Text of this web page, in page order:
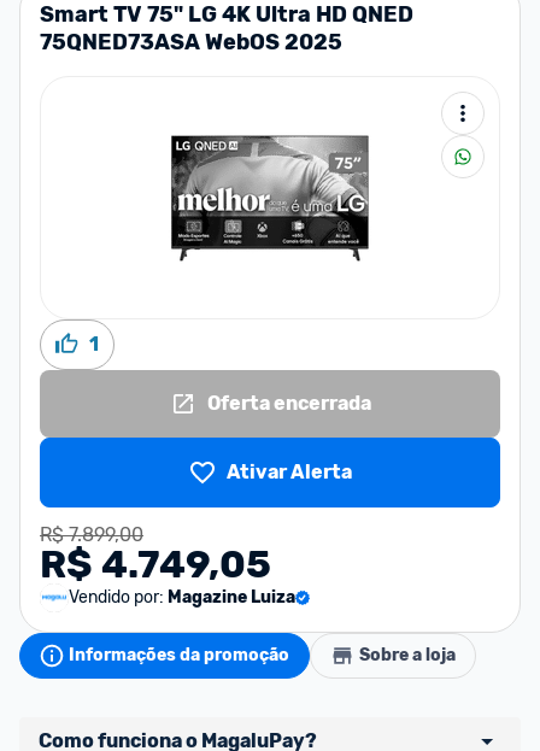
Smart TV 75" LG 4K Ultra HD QNED
75QNED73ASA WebOS 2025
1
Oferta encerrada
Ativar Alerta
R$ 7.899,00
R$ 4.749,05
Vendido por: Magazine Luiza
Informações da promoção Sobre a loja
Como funciona o MagaluPay?